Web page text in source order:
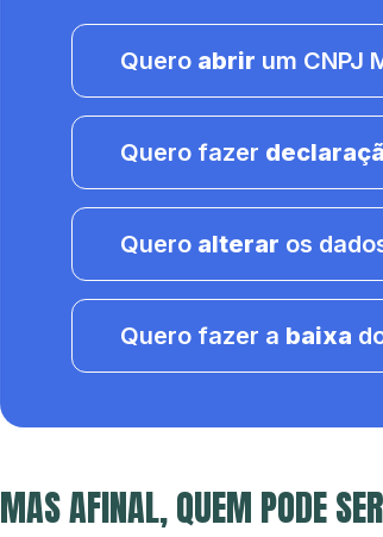
Quero abrir um CNPJ
Quero fazer
Quero alterar os
Quero fazer a baixa
MAS AFINAL, QUEM PODE